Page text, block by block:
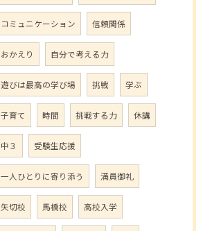
コミュニケーション 信頼関係
おかえり 自分で考える力
遊びは最高の学び場 挑戦 学ぶ
子育て 時間 挑戦する力 休講
中３ 受験生応援
一人ひとりに寄り添う 満員御礼
矢切校 馬橋校 高校入学